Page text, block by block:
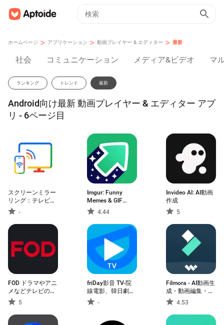
ホームページ > アプリケーション > 動画プレイヤー & エディター > 最新
社会 コミュニケーション メディア&ビデオ マ
ランキング トレンド 最新
Android向け最新 動画プレイヤー & エディター アプ
リ - 6ページ目
スクリーンミラー
リング：テレビに
キャスト
-
Imgur: Funny
Memes & GIF
Maker4.44
Invideo AI: AI動画
作成
5
FOD ドラマやアニ
メなどテレビの動
画が見放題！見逃
し配信も
5
friDay影音 TV-院
線電影、韓日劇、
韓綜、動漫線上看
-
Filmora - AI動画生
成・動画編集・動
画作成
4.53